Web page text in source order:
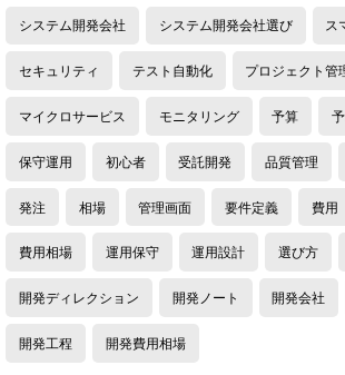
システム開発会社 システム開発会社選び ス
セキュリティ テスト自動化 プロジェクト管
マイクロサービス モニタリング 予算
保守運用 初心者 受託開発 品質管理
発注 相場 管理画面 要件定義 費用
費用相場 運用保守 運用設計 選び方
開発ディレクション 開発ノート 開発会社
開発工程 開発費用相場